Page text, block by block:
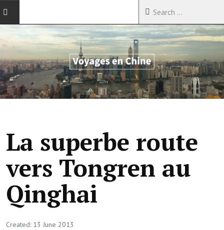
ACCUEIL
VOYAGES EN CHINE
VOYAGES EN ASIE
La superbe route
vers Tongren au
Qinghai
Created: 13 June 2013